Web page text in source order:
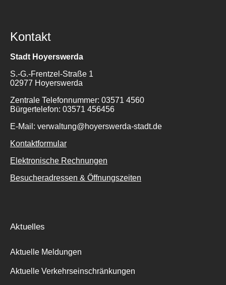
Kontakt
Stadt Hoyerswerda
S.-G.-Frentzel-Straße 1
02977 Hoyerswerda
Zentrale Telefonnummer: 03571 4560
Bürgertelefon: 03571 456456
E-Mail: verwaltung@hoyerswerda-stadt.de
Kontaktformular
Elektronische Rechnungen
Besucheradressen & Öffnungszeiten
Aktuelles
Aktuelle Meldungen
Aktuelle Verkehrseinschränkungen